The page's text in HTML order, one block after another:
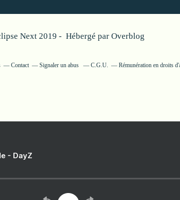
Next 2019 - Hébergé par Overblog
Contact Signaler un abus C.G.U. Rémunération en droits
- DayZ